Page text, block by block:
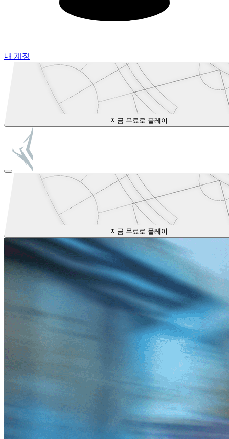
내 계정
지금 무료로 플레이
지금 무료로 플레이